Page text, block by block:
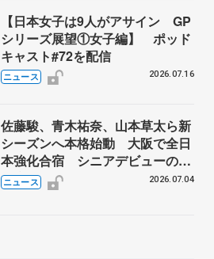
【日本女子は9人がアサイン GP
シリーズ展望①女子編】 ポッド
キャスト#72を配信
ニュース 2026.07.16
佐藤駿、青木祐奈、山本草太ら新
シーズンへ本格始動 大阪で全日
本強化合宿 シニアデビューの島
田麻央らも
ニュース 2026.07.04